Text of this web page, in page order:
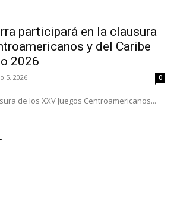
participará en la clausura
y del Caribe
2026
5, 2026 0
de los XXV Juegos Centroamericanos...